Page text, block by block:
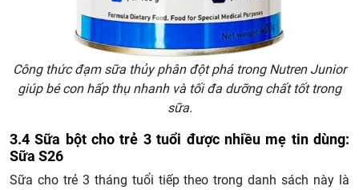
Công thức đạm sữa thủy phân đột phá trong Nutren Junior
giúp bé con hấp thụ nhanh và tối đa dưỡng chất tốt trong
sữa.
3.4 Sữa bột cho trẻ 3 tuổi được nhiều mẹ tin dùng:
Sữa S26
Sữa cho trẻ 3 tháng tuổi tiếp theo trong danh sách này là